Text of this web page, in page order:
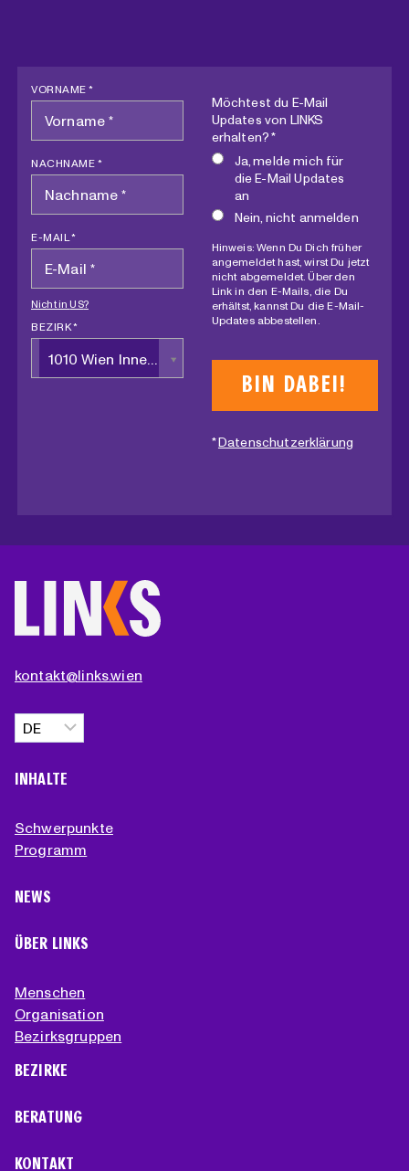
VORNAME *
NACHNAME *
E-MAIL *
Nicht inUS?
BEZIRK *
1010 Wien Innere Stadt
Möchtest du E-Mail
Updates von LINKS
erhalten? *
Ja, melde mich für
die E-Mail Updates
an
Nein, nicht anmelden
Hinweis: Wenn Du Dich früher
angemeldet hast, wirst Du jetzt
nicht abgemeldet. Über den
Link in den E-Mails, die Du
erhältst, kannst Du die E-Mail-
Updates abbestellen.
*Datenschutzerklärung
kontakt@links.wien
Sprache
auswählen
INHALTE
Schwerpunkte
Programm
NEWS
ÜBER LINKS
Menschen
Organisation
Bezirksgruppen
BEZIRKE
BERATUNG
KONTAKT